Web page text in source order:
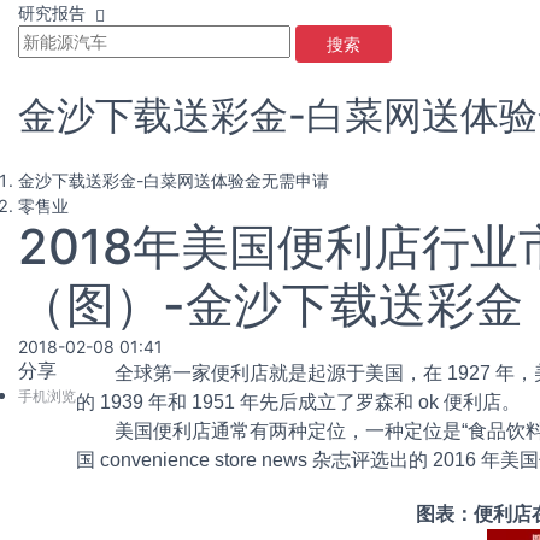
研究报告
搜索
金沙下载送彩金-白菜网送体
金沙下载送彩金-白菜网送体验金无需申请
零售业
2018年美国便利店行业
（图）-金沙下载送彩金
2018-02-08 01:41
分享
手机浏览
全球第一家便利店就是起源于美国，在 1927 年
的 1939 年和 1951 年先后成立了罗森和 ok 便利店。
美国便利店通常有两种定位，一种定位是“食品
国 convenience store news 杂志评选出的 2016 年美
图表：便利